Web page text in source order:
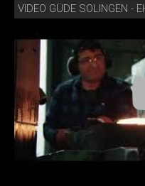
VIDEO GÜDE SOLINGEN -